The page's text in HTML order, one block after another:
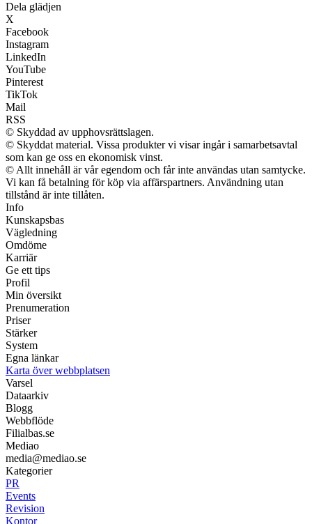
Dela glädjen
X
Facebook
Instagram
LinkedIn
YouTube
Pinterest
TikTok
Mail
RSS
© Skyddad av upphovsrättslagen.
© Skyddat material. Vissa produkter vi visar ingår i samarbetsavtal
som kan ge oss en ekonomisk vinst.
© Allt innehåll är vår egendom och får inte användas utan samtycke.
Vi kan få betalning för köp via affärspartners. Användning utan
tillstånd är inte tillåten.
Info
Kunskapsbas
Vägledning
Omdöme
Karriär
Ge ett tips
Profil
Min översikt
Prenumeration
Priser
Stärker
System
Egna länkar
Karta över webbplatsen
Varsel
Dataarkiv
Blogg
Webbflöde
Filialbas.se
Mediao
media@mediao.se
Kategorier
PR
Events
Revision
Kontor